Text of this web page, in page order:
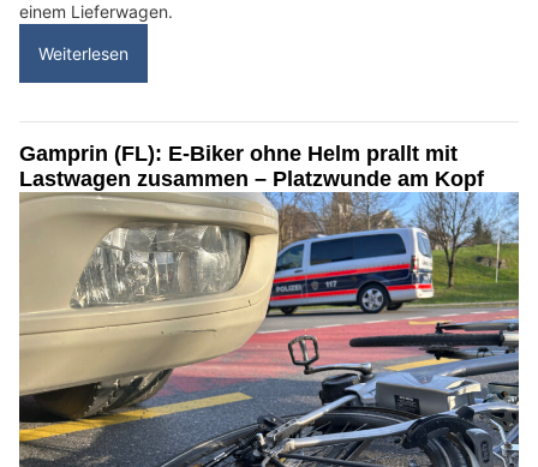
einem Lieferwagen.
Weiterlesen
Gamprin (FL): E-Biker ohne Helm prallt mit
Lastwagen zusammen – Platzwunde am Kopf